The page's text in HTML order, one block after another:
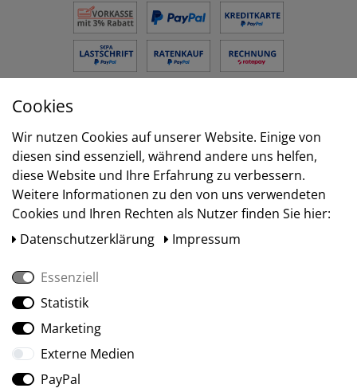
Versand
Social Media
Cookies
Wir nutzen Cookies auf unserer Website. Einige von
diesen sind essenziell, während andere uns helfen,
diese Website und Ihre Erfahrung zu verbessern.
Weitere Informationen zu den von uns verwendeten
Cookies und Ihren Rechten als Nutzer finden Sie hier:
Daten­schutz­erklärung
Impressum
Essenziell
Statistik
Marketing
Externe Medien
PayPal